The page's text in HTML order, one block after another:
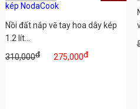
Nồi đất nắp vẽ tay hoa dây kép
1.2 lít...
310,000đ 275,000đ